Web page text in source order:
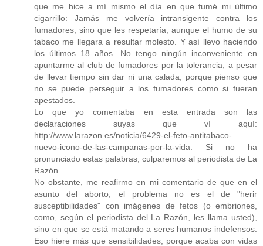
que me hice a mí mismo el día en que fumé mi último
cigarrillo: Jamás me volvería intransigente contra los
fumadores, sino que les respetaría, aunque el humo de su
tabaco me llegara a resultar molesto. Y así llevo haciendo
los últimos 18 años. No tengo ningún inconveniente en
apuntarme al club de fumadores por la tolerancia, a pesar
de llevar tiempo sin dar ni una calada, porque pienso que
no se puede perseguir a los fumadores como si fueran
apestados.
Lo que yo comentaba en esta entrada son las
declaraciones suyas que ví aquí:
http://www.larazon.es/noticia/6429-el-feto-antitabaco-
nuevo-icono-de-las-campanas-por-la-vida. Si no ha
pronunciado estas palabras, culparemos al periodista de La
Razón.
No obstante, me reafirmo en mi comentario de que en el
asunto del aborto, el problema no es el de "herir
susceptibilidades" con imágenes de fetos (o embriones,
como, según el periodista del La Razón, les llama usted),
sino en que se está matando a seres humanos indefensos.
Eso hiere más que sensibilidades, porque acaba con vidas